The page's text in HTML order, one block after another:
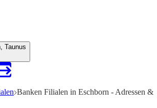
Taunus
Banken Filialen in Eschborn - Adressen &